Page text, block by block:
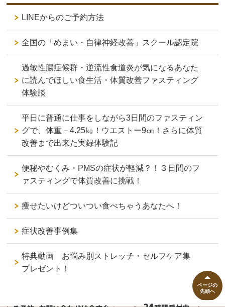
LINEからのご予約方法
全国の「めまい・自律神経改善」スクール認定院
過敏性腸症候群・逆流性食道炎が気になるあなた
に読んでほしい食生活・体質改善ファスティング
体験談
平日に普通に仕事をしながら3日間のファスティン
グで、体重－4.25㎏！ウエストー9㎝！さらに体質
改善まで出来た実録体験記
便秘やむくみ・PMSの症状が軽減？！３日間のフ
ァスティングで体質改善に挑戦！
痩せたいけどついつい食べちゃうあなたへ！
症状改善事例集
特典動画 お悩み別ストレッチ・セルフケア集
プレゼント！
ページの
先頭へ